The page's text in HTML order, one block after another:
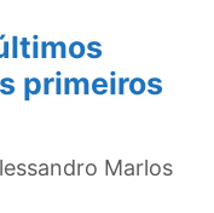
primeiros
Marlos